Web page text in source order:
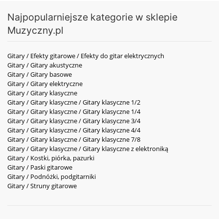
Najpopularniejsze kategorie w sklepie
Muzyczny.pl
Gitary / Efekty gitarowe / Efekty do gitar elektrycznych
Gitary / Gitary akustyczne
Gitary / Gitary basowe
Gitary / Gitary elektryczne
Gitary / Gitary klasyczne
Gitary / Gitary klasyczne / Gitary klasyczne 1/2
Gitary / Gitary klasyczne / Gitary klasyczne 1/4
Gitary / Gitary klasyczne / Gitary klasyczne 3/4
Gitary / Gitary klasyczne / Gitary klasyczne 4/4
Gitary / Gitary klasyczne / Gitary klasyczne 7/8
Gitary / Gitary klasyczne / Gitary klasyczne z elektroniką
Gitary / Kostki, piórka, pazurki
Gitary / Paski gitarowe
Gitary / Podnóżki, podgitarniki
Gitary / Struny gitarowe